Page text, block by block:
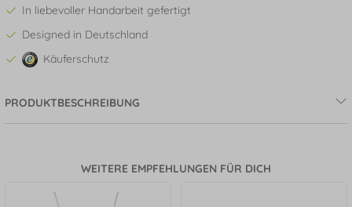
In liebevoller Handarbeit gefertigt
Designed in Deutschland
Käuferschutz
PRODUKTBESCHREIBUNG
WEITERE EMPFEHLUNGEN FÜR DICH